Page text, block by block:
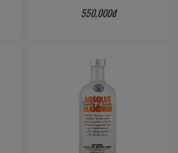
550,000đ